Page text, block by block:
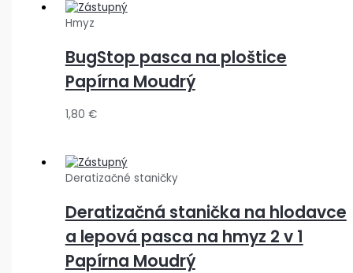
Hmyz
BugStop pasca na ploštice
Papírna Moudrý
1,80 €
Deratizačné staničky
Deratizačná stanička na hlodavce
a lepová pasca na hmyz 2 v 1
Papírna Moudrý